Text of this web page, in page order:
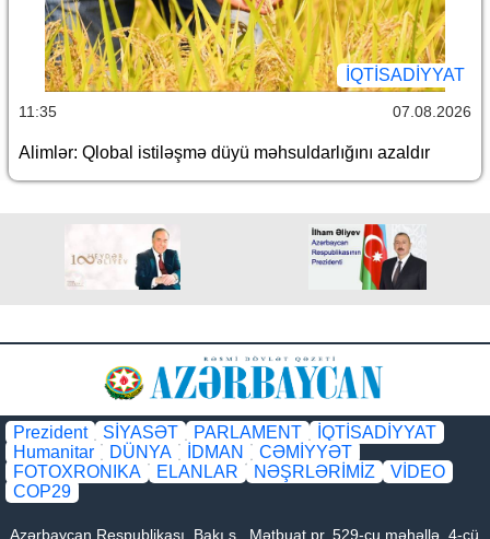
İQTİSADİYYAT
11:35 07.08.2026
Alimlər: Qlobal istiləşmə düyü məhsuldarlığını azaldır
Prezident SİYASƏT PARLAMENT
İQTİSADİYYAT
Humanitar
DÜNYA İDMAN
CƏMİYYƏT
FOTOXRONIKA
ELANLAR NƏŞRLƏRİMİZ
VİDEO
COP29
Azərbaycan Respublikası, Bakı ş., Mətbuat pr. 529-cu məhəllə, 4-cü